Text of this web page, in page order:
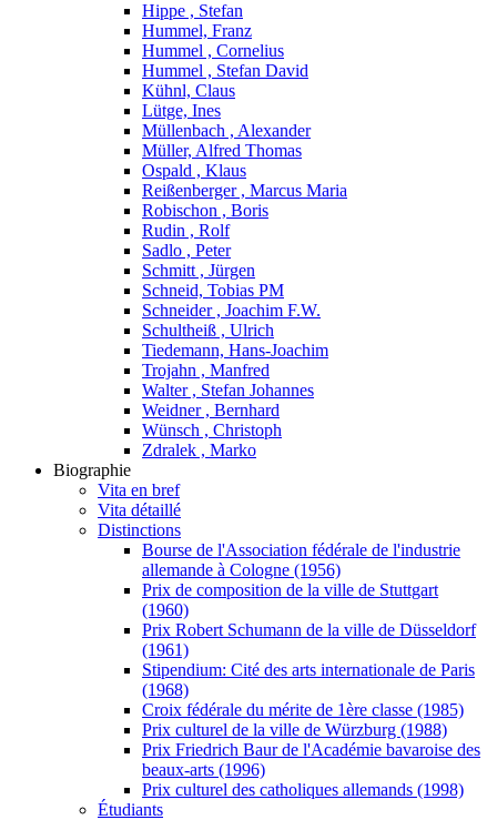
Hippe , Stefan
Hummel, Franz
Hummel , Cornelius
Hummel , Stefan David
Kühnl, Claus
Lütge, Ines
Müllenbach , Alexander
Müller, Alfred Thomas
Ospald , Klaus
Reißenberger , Marcus Maria
Robischon , Boris
Rudin , Rolf
Sadlo , Peter
Schmitt , Jürgen
Schneid, Tobias PM
Schneider , Joachim F.W.
Schultheiß , Ulrich
Tiedemann, Hans-Joachim
Trojahn , Manfred
Walter , Stefan Johannes
Weidner , Bernhard
Wünsch , Christoph
Zdralek , Marko
Biographie
Vita en bref
Vita détaillé
Distinctions
Bourse de l'Association fédérale de l'industrie
allemande à Cologne (1956)
Prix de composition de la ville de Stuttgart
(1960)
Prix Robert Schumann de la ville de Düsseldorf
(1961)
Stipendium: Cité des arts internationale de Paris
(1968)
Croix fédérale du mérite de 1ère classe (1985)
Prix culturel de la ville de Würzburg (1988)
Prix Friedrich Baur de l'Académie bavaroise des
beaux-arts (1996)
Prix culturel des catholiques allemands (1998)
Étudiants